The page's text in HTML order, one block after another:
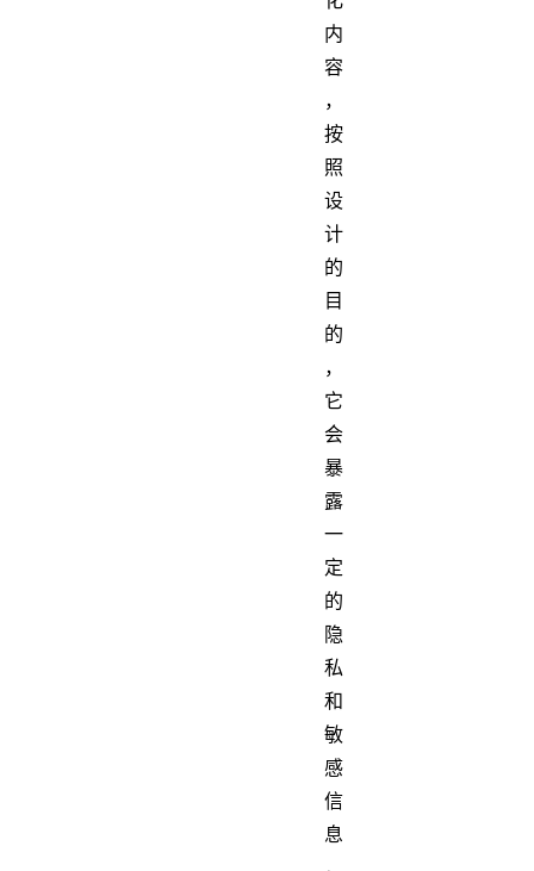
内
容
，
按
照
设
计
的
目
的
，
它
会
暴
露
一
定
的
隐
私
和
敏
感
信
息